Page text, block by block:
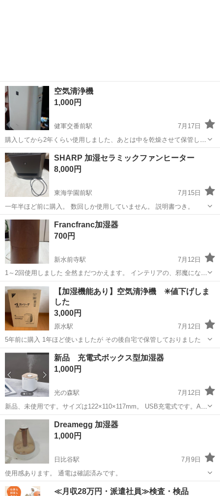
空気清浄機
1,000円
健軍交番前駅
7月17日
購入してから2年くらい使用しました、あとは中を乾燥させて保管して
いました。 フィルター交換をしておりその日時を本体にマジックで書
いていたので、除光液で消そうとしましたら、広がってしまいまし
た。😢 画像でご確認ください 中古品...
熊本 熊本市 健軍交番前駅 季節、空調家電
SHARP 加湿セラミックファンヒーター
8,000円
東海学園前駅
7月15日
一年半ほど前に購入。 数回しか使用していません。 説明書つき。
熊本 熊本市 東海学園前駅 季節、空調家電
Francfranc加湿器
700円
新水前寺駅
7月12日
1～2回使用しました 全然まだつかえます。 インテリアの、邪魔になら
ないデザインです外見は 新品同様です
熊本 熊本市 新水前寺駅 季節、空調家電
【加湿機能あり】空気清浄機 ✳︎値下げしま
した
3,000円
原水駅
7月12日
5年前に購入 1年ほど使いましたが その後自宅で保管しておりました
熊本 菊池郡 原水駅 季節、空調家電
新品 充電式ボックス型加湿器
1,000円
光の森駅
7月12日
新品、未使用です。サイズは122×110×117mm。 USB充電式です。AC
アダプターはついていません。 コンパクトでハンドル付きなので、デ
スクや寝室など使いたい場所に移動しやすいとのこと。 購入したもの
の大きい加湿器が2...
熊本 菊池郡 季節、空調家電
Dreamegg 加湿器
1,000円
日比谷駅
7月9日
使用感あります。 通電は確認済みです。
熊本 玉名市 日比谷駅 季節、空調家電
≪月収28万円・派遣社員≫検査・検品